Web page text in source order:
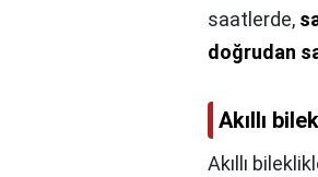
saatlerde,
doğrudan
Akıllı
Akıllı